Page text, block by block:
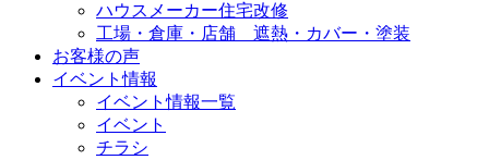
ハウスメーカー住宅改修
工場・倉庫・店舗 遮熱・カバー・塗装
お客様の声
イベント情報
イベント情報一覧
イベント
チラシ